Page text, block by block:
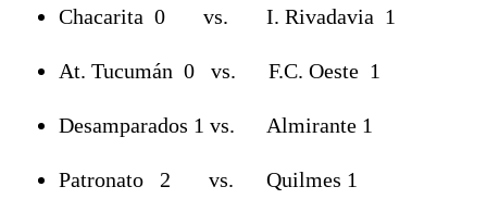
Chacarita 0 vs. I. Rivadavia 1
At. Tucumán 0 vs. F.C. Oeste 1
Desamparados 1 vs. Almirante 1
Patronato 2 vs. Quilmes 1